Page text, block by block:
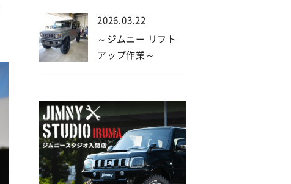
2026.03.22
～ジムニー リフト
アップ作業～